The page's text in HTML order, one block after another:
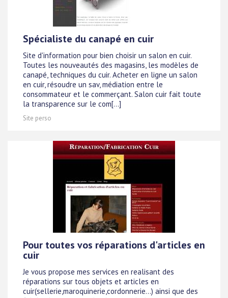
Spécialiste du canapé en cuir
Site d'information pour bien choisir un salon en cuir.
Toutes les nouveautés des magasins, les modèles de
canapé, techniques du cuir. Acheter en ligne un salon
en cuir, résoudre un sav, médiation entre le
consommateur et le commerçant. Salon cuir fait toute
la transparence sur le com[...]
Site perso
Pour toutes vos réparations d'articles en
cuir
Je vous propose mes services en realisant des
réparations sur tous objets et articles en
cuir(sellerie,maroquinerie,cordonnerie...) ainsi que des